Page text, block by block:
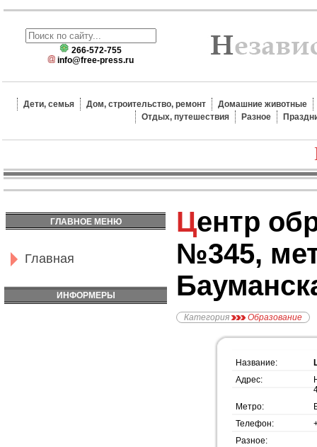
266-572-755
info@free-press.ru
Дети, семья Дом, строительство, ремонт
Домашние животные
Отдых, путешествия
Разное
ГЛАВНОЕ МЕНЮ
Главная
ИНФОРМЕРЫ
Центр образования
№345,
Категория Образование
Название:
Адрес:
Метро:
Телефон:
Разное: